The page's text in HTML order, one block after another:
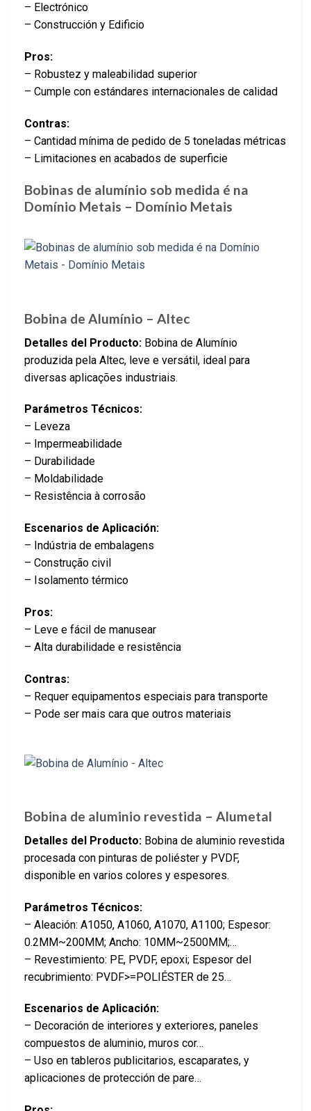
– Electrónico
– Construcción y Edificio
Pros:
– Robustez y maleabilidad superior
– Cumple con estándares internacionales de calidad
Contras:
– Cantidad mínima de pedido de 5 toneladas métricas
– Limitaciones en acabados de superficie
Bobinas de alumínio sob medida é na
Domínio Metais – Domínio Metais
Bobina de Alumínio – Altec
Detalles del Producto: Bobina de Alumínio
produzida pela Altec, leve e versátil, ideal para
diversas aplicações industriais.
Parámetros Técnicos:
– Leveza
– Impermeabilidade
– Durabilidade
– Moldabilidade
– Resistência à corrosão
Escenarios de Aplicación:
– Indústria de embalagens
– Construção civil
– Isolamento térmico
Pros:
– Leve e fácil de manusear
– Alta durabilidade e resistência
Contras:
– Requer equipamentos especiais para transporte
– Pode ser mais cara que outros materiais
Bobina de aluminio revestida – Alumetal
Detalles del Producto: Bobina de aluminio revestida
procesada con pinturas de poliéster y PVDF,
disponible en varios colores y espesores.
Parámetros Técnicos:
– Aleación: A1050, A1060, A1070, A1100; Espesor:
0.2MM~200MM; Ancho: 10MM~2500MM;…
– Revestimiento: PE, PVDF, epoxi; Espesor del
recubrimiento: PVDF>=POLIÉSTER de 25…
Escenarios de Aplicación:
– Decoración de interiores y exteriores, paneles
compuestos de aluminio, muros cor…
– Uso en tableros publicitarios, escaparates, y
aplicaciones de protección de pare…